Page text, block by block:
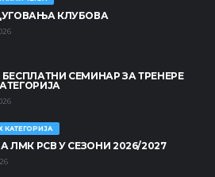
КЛУБОВА
СЕМИНАР ЗА ТРЕНЕРЕ
КАТЕГОРИЈА
ЛМК РСВ У СЕЗОНИ 2026/2027